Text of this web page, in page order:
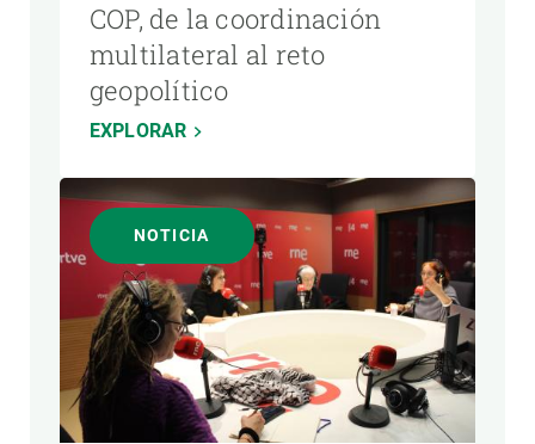
COP, de la coordinación
multilateral al reto
geopolítico
EXPLORAR
NOTICIA